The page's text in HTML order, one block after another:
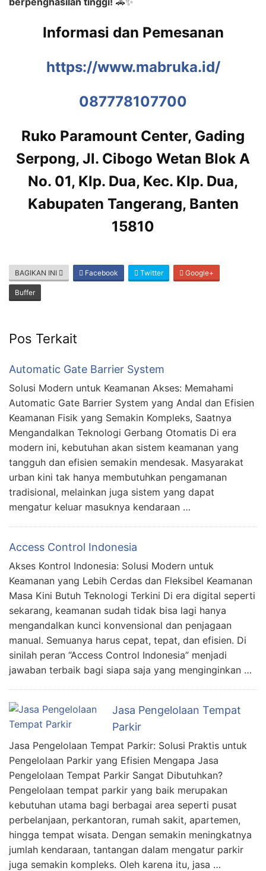
Informasi dan Pemesanan
https://www.mabruka.id/
087778107700
Ruko Paramount Center, Gading
Serpong, Jl. Cibogo Wetan Blok A
No. 01, Klp. Dua, Kec. Klp. Dua,
Kabupaten Tangerang, Banten
15810
BAGIKAN INI Facebook Twitter Google+
Buffer
Pos Terkait
Automatic Gate Barrier System
Solusi Modern untuk Keamanan Akses: Memahami
Automatic Gate Barrier System yang Andal dan Efisien
Keamanan Fisik yang Semakin Kompleks, Saatnya
Mengandalkan Teknologi Gerbang Otomatis Di era
modern ini, kebutuhan akan sistem keamanan yang
tangguh dan efisien semakin mendesak. Masyarakat
urban kini tak hanya membutuhkan pengamanan
tradisional, melainkan juga sistem yang dapat
mengatur keluar masuknya kendaraan …
Access Control Indonesia
Akses Kontrol Indonesia: Solusi Modern untuk
Keamanan yang Lebih Cerdas dan Fleksibel Keamanan
Masa Kini Butuh Teknologi Terkini Di era digital seperti
sekarang, keamanan sudah tidak bisa lagi hanya
mengandalkan kunci konvensional dan penjagaan
manual. Semuanya harus cepat, tepat, dan efisien. Di
sinilah peran “Access Control Indonesia” menjadi
jawaban terbaik bagi siapa saja yang menginginkan …
Jasa Pengelolaan Tempat
Parkir
Jasa Pengelolaan Tempat Parkir: Solusi Praktis untuk
Pengelolaan Parkir yang Efisien Mengapa Jasa
Pengelolaan Tempat Parkir Sangat Dibutuhkan?
Pengelolaan tempat parkir yang baik merupakan
kebutuhan utama bagi berbagai area seperti pusat
perbelanjaan, perkantoran, rumah sakit, apartemen,
hingga tempat wisata. Dengan semakin meningkatnya
jumlah kendaraan, tantangan dalam mengatur parkir
juga semakin kompleks. Oleh karena itu, jasa …